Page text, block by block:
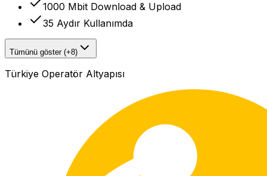
1000 Mbit Download & Upload
35 Aydır Kullanımda
Tümünü göster (+8)
Türkiye Operatör Altyapısı